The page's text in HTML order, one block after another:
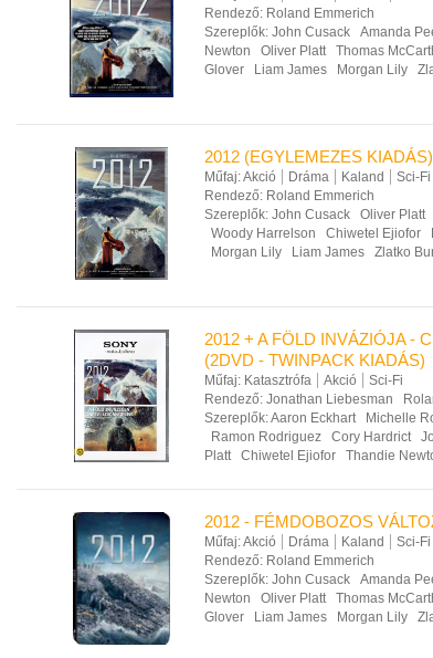
Rendező: Roland Emmerich
Szereplők: John Cusack Amanda
Newton
Oliver Platt Thomas
Glover
Liam James Morgan Lily
2012 (EGYLEMEZES KIADÁS)
Műfaj:Akció Dráma Kaland Sci-Fi
Rendező: Roland Emmerich
Szereplők: John Cusack Oliver Platt
Woody Harrelson
Chiwetel Ejiofor
Morgan Lily
Liam James Zlatko
2012 + A FÖLD INVÁZIÓJA -
(2DVD - TWINPACK KIADÁS)
Műfaj: Katasztrófa Akció
Sci-Fi
Rendező: Jonathan Liebesman
Szereplők:Aaron Eckhart Michelle
Ramon Rodriguez
Cory Hardrict
Platt
Chiwetel Ejiofor Thandie
2012 - FÉMDOBOZOS
Műfaj:Akció Dráma Kaland Sci-Fi
Rendező: Roland Emmerich
Szereplők: John Cusack Amanda
Newton
Oliver Platt Thomas
Glover
Liam James Morgan Lily